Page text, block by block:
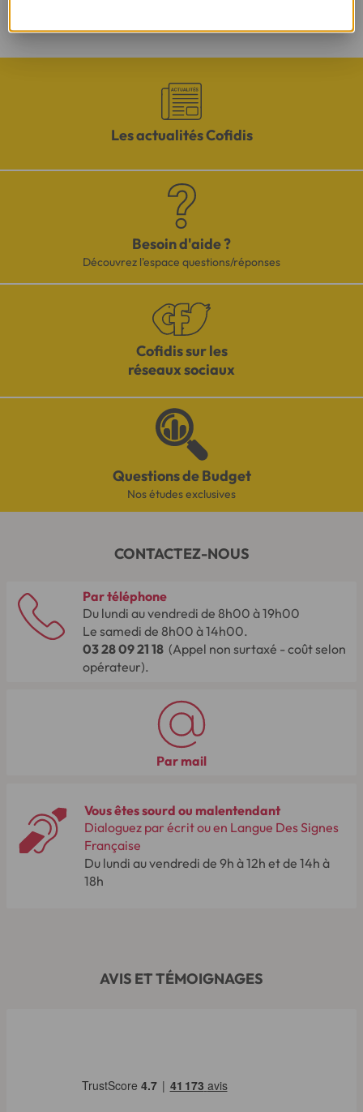
Les actualités Cofidis
Besoin d'aide ?
Découvrez l'espace questions/réponses
Cofidis sur les
réseaux sociaux
Questions de Budget
Nos études exclusives
CONTACTEZ-NOUS
Par téléphone
Du lundi au vendredi de 8h00 à 19h00
Le samedi de 8h00 à 14h00.
03 28 09 21 18 (Appel non surtaxé - coût selon
opérateur).
Par mail
Vous êtes sourd ou malentendant
Dialoguez par écrit ou en Langue Des Signes
Française
Du lundi au vendredi de 9h à 12h et de 14h à
18h
AVIS ET TÉMOIGNAGES